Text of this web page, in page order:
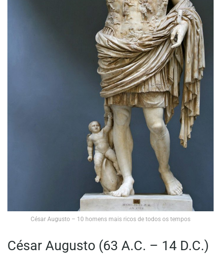
César Augusto – 10 homens mais ricos de todos os tempos
César Augusto (63 A.C. – 14 D.C.)